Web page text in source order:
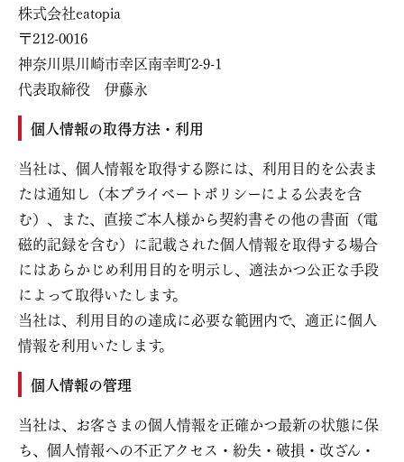
株式会社eatopia
〒212-0016
神奈川県川崎市幸区南幸町2-9-1
代表取締役 伊藤永
個⼈情報の取得⽅法・利⽤
当社は、個⼈情報を取得する際には、利⽤⽬的を公表ま
たは通知し（本プライベートポリシーによる公表を含
む）、また、直接ご本⼈様から契約書その他の書⾯（電
磁的記録を含む）に記載された個⼈情報を取得する場合
にはあらかじめ利⽤⽬的を明⽰し、適法かつ公正な⼿段
によって取得いたします。
当社は、利⽤⽬的の達成に必要な範囲内で、適正に個⼈
情報を利⽤いたします。
個人情報の管理
当社は、お客さまの個人情報を正確かつ最新の状態に保
ち、個人情報への不正アクセス・紛失・破損・改ざん・